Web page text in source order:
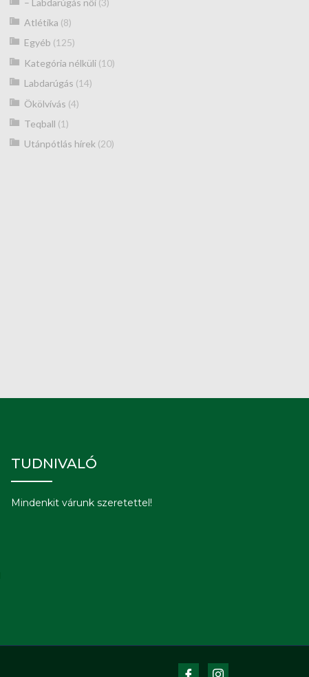
Atlétika (8)
Egyéb (125)
Kategória nélküli(10)
Labdarúgás (14)
Ökölvívás (4)
Teqball (1)
Utánpótlás hírek (20)
TUDNIVALÓ
Mindenkit várunk szeretettel!